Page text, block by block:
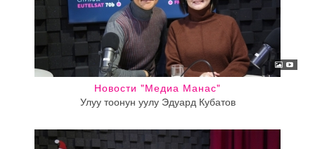
Новости "Медиа Манас"
Улуу тоонун уулу Эдуард Кубатов